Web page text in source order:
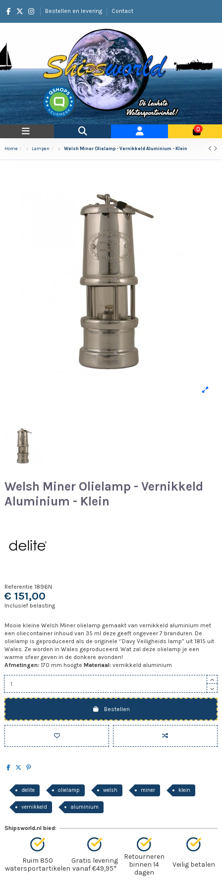
Bestellen en levering Contact
0
Home Lampen Welsh Miner Olielamp - Vernikkeld Aluminium - Klein
Welsh Miner Olielamp - Vernikkeld
Aluminium - Klein
Referentie 1896N
€ 151,00
Inclusief belasting
Mooie kleine Welsh Miner olielamp gemaakt van vernikkeld aluminium met
een oliecontainer inhoud van 35 ml deze geeft ongeveer 7 branduren. De
olielamp is geproduceerd als de originele ‘’Davy Veiligheids lamp” uit 1815 uit
Wales. Ze worden in Wales geproduceerd. Wat zal deze olielamp je een
warme sfeer geven in de donkere avonden!
Afmetingen: 170 mm hoogte Materiaal: vernikkeld aluminium
Bestellen
delite olielamp welsh miner klein
vernikkeld aluminium
Shipsworld.nl bied:
Ruim 850
watersportartikelen
Gratis levering
vanaf €49,95*
Retourneren
binnen 14
dagen
Veilig betalen